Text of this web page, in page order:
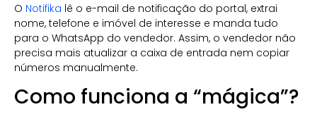
O Notifika lê o e-mail de notificação do portal, extrai
nome, telefone e imóvel de interesse e manda tudo
para o WhatsApp do vendedor. Assim, o vendedor não
precisa mais atualizar a caixa de entrada nem copiar
números manualmente.
Como funciona a “mágica”?